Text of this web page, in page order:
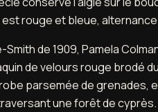
rouge et bleue,
Smith de 1909, Pamela
de velours rouge brodé
parsemée de grenades,
une forêt de